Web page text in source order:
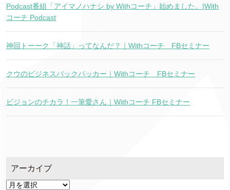
Podcast番組「アイマノハナシ by Withコーチ」始めました。|With
コーチ Podcast
神回トーーク「神話」ってなんだ？｜Withコーチ FBセミナー
クウのビジネスバックパッカー｜Withコーチ FBセミナー
ビジョンのチカラ！一筆愛さん｜Withコーチ FBセミナー
アーカイブ
ア